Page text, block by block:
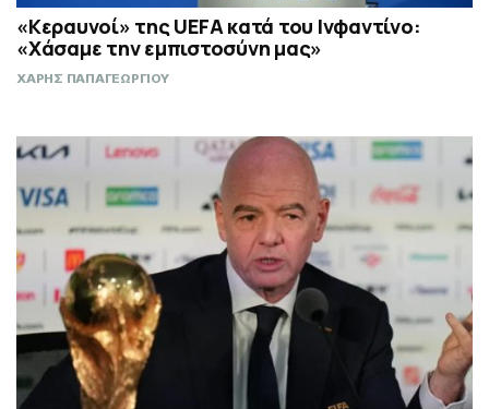
«Κεραυνοί» της UEFA κατά του Ινφαντίνο:
«Χάσαμε την εμπιστοσύνη μας»
ΧΑΡΗΣ ΠΑΠΑΓΕΩΡΓΙΟΥ